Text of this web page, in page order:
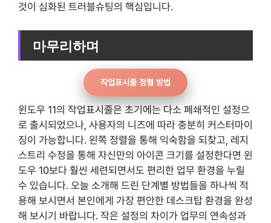
것이 심화된 트러블슈팅의 핵심입니다.
마무리하며
작업표시줄 정렬 방법
윈도우 11의 작업표시줄은 초기에는 다소 폐쇄적인 설정으
로 출시되었으나, 사용자의 니즈에 따라 충분히 커스터마이
징이 가능합니다. 왼쪽 정렬을 통해 익숙함을 되찾고, 레지
스트리 수정을 통해 자신만의 아이콘 크기를 설정한다면 윈
도우 10보다 훨씬 세련되면서도 편리한 업무 환경을 누릴
수 있습니다. 오늘 소개해 드린 단계별 방법들을 하나씩 적
용해 보시면서 본인에게 가장 편안한 데스크탑 환경을 완성
해 보시기 바랍니다. 작은 설정의 차이가 업무의 연속성과